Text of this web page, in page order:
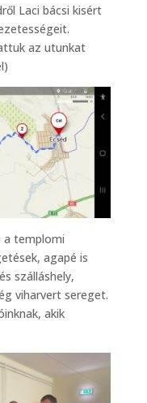
Laci bácsi kisért
az utunkat
a templomi
agapé is
szálláshely,
viharvert sereget.
akik